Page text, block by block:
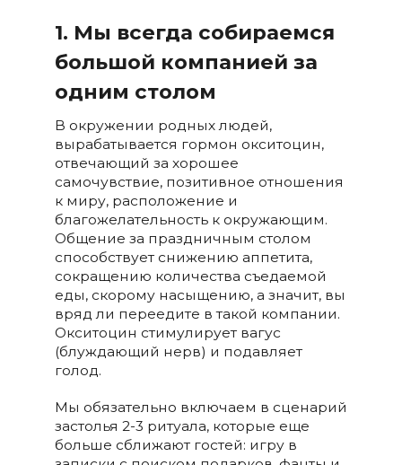
1. Мы всегда собираемся
большой компанией за
одним столом
В окружении родных людей,
вырабатывается гормон окситоцин,
отвечающий за хорошее
самочувствие, позитивное отношения
к миру, расположение и
благожелательность к окружающим.
Общение за праздничным столом
способствует снижению аппетита,
сокращению количества съедаемой
еды, скорому насыщению, а значит, вы
вряд ли переедите в такой компании.
Окситоцин стимулирует вагус
(блуждающий нерв) и подавляет
голод.
Мы обязательно включаем в сценарий
застолья 2-3 ритуала, которые еще
больше сближают гостей: игру в